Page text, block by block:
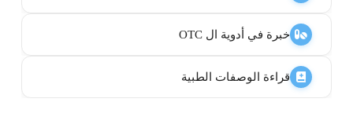
خبرة في أدوية ال OTC
قراءة الوصفات الطبية